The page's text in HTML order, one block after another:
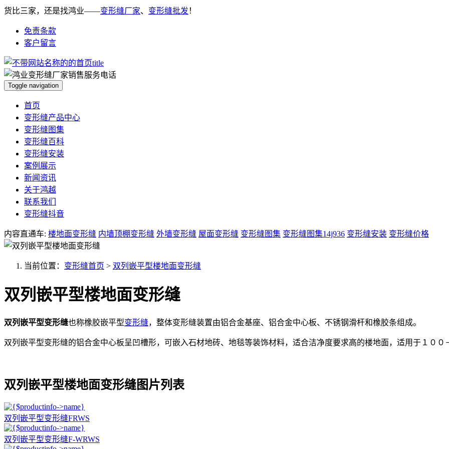
货比三家，还是找鸿业——变形缝厂家、 变形缝批发 ！
免责条款
客户留言
Toggle navigation
首页
变形缝产品中心
变形缝图集
变形缝百科
变形缝安装
案例展示
新闻资讯
关于鸿越
联系我们
变形缝抖音
内容直通车: 楼地面变形缝 内墙顶棚变形缝 外墙变形缝 屋面变形缝 变形缝图集 变形缝图集14j936 变形缝安装 变形缝价格
当前位置： 变形缝首页 > 双列嵌平型楼地面变形缝
双列嵌平型楼地面变形缝
双列嵌平型变形缝也称橡胶嵌平型变形缝，整体变形缝装置由铝合金基座、铝合金中心板、不锈钢滑杆和橡胶条组成。
双列嵌平型变形缝的铝合金中心板呈凹槽形，可嵌入石材地砖、地毯等装饰材料，适合洁净度要求高的楼地面，适用于１００
双列嵌平型楼地面变形缝图片列表
双列嵌平型变形缝FRWS
双列嵌平型变形缝F-WRWS